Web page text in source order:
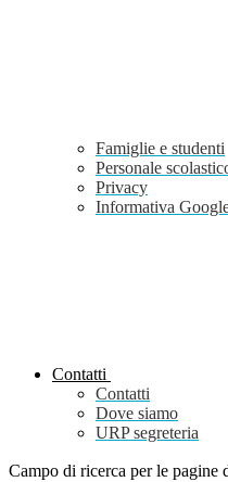
Famiglie e studenti
Personale
Privacy
Informativa
Contatti
Contatti
Dove siamo
URP segreteria
Campo di ricerca per le pagine